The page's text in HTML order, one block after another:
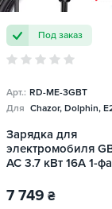
Под заказ
Арт.: RD-ME-3GBT
Для Chazor, Dolphin,
Зарядка для
электромобиля
AC 3.7 кВт 16А 1-
7 749 ₴